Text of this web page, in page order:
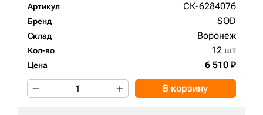
Артикул СК-6284076
Бренд SOD
Склад Воронеж
Кол-во 12 шт
Цена 6 510 ₽
В корзину